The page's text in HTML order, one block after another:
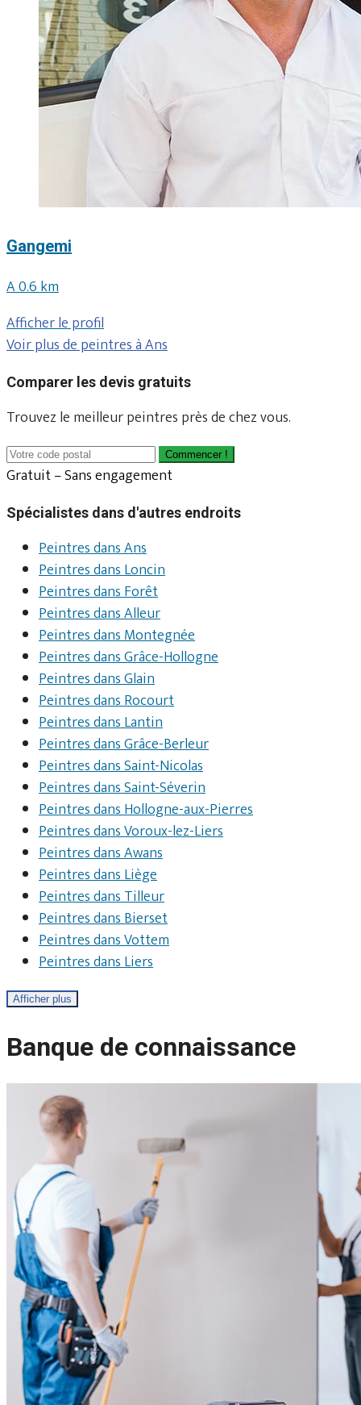
Gangemi
A 0.6 km
Afficher le profil
Voir plus de peintres à Ans
Comparer les devis gratuits
Trouvez le meilleur peintres près de chez vous.
Commencer !
Gratuit – Sans engagement
Spécialistes dans d'autres endroits
Peintres dans Ans
Peintres dans Loncin
Peintres dans Forêt
Peintres dans Alleur
Peintres dans Montegnée
Peintres dans Grâce-Hollogne
Peintres dans Glain
Peintres dans Rocourt
Peintres dans Lantin
Peintres dans Grâce-Berleur
Peintres dans Saint-Nicolas
Peintres dans Saint-Séverin
Peintres dans Hollogne-aux-Pierres
Peintres dans Voroux-lez-Liers
Peintres dans Awans
Peintres dans Liège
Peintres dans Tilleur
Peintres dans Bierset
Peintres dans Vottem
Peintres dans Liers
Afficher plus
Banque de connaissance